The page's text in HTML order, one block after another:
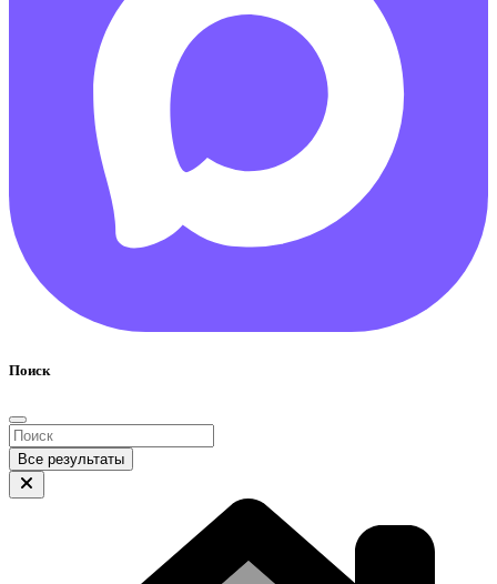
Поиск
Все результаты